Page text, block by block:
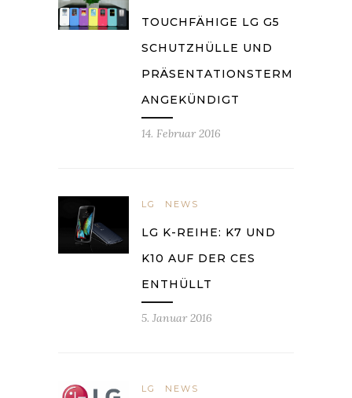
TOUCHFÄHIGE LG G5
SCHUTZHÜLLE UND
PRÄSENTATIONSTERMINE
ANGEKÜNDIGT
14. Februar 2016
LG NEWS
LG K-REIHE: K7 UND
K10 AUF DER CES
ENTHÜLLT
5. Januar 2016
LG NEWS